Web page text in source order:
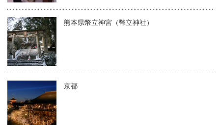
熊本県幣立神宮（幣立神社）
京都